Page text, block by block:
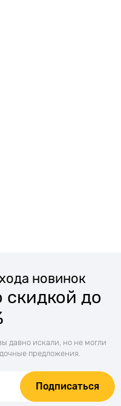
новинок
до
давно искали, но не могли
предложения.
Подписаться